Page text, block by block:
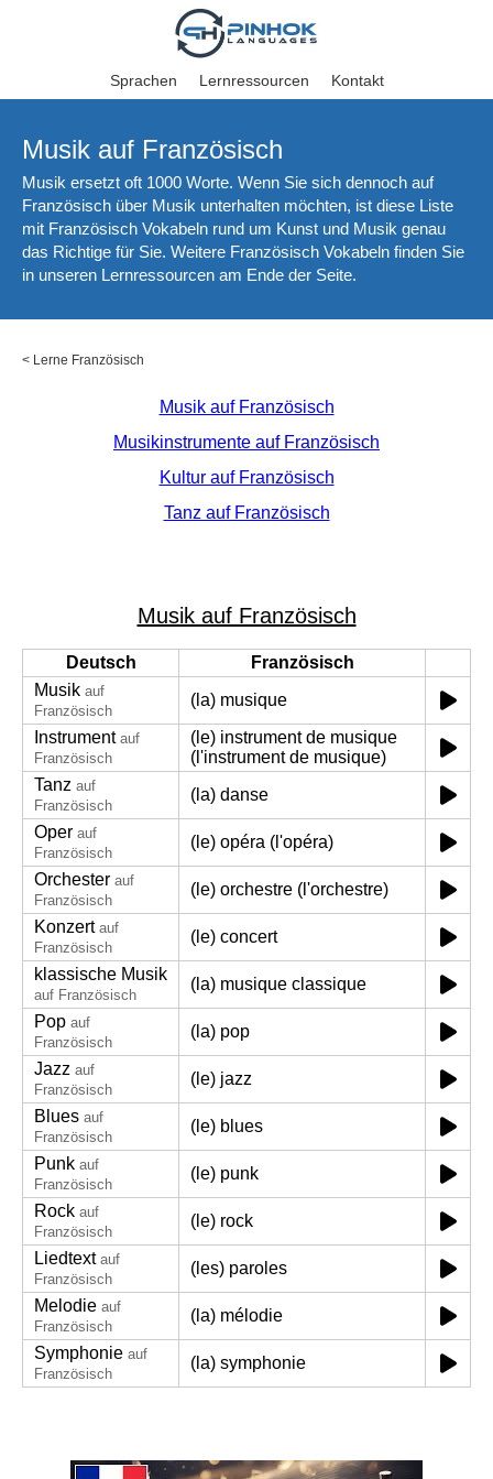
Sprachen Lernressourcen Kontakt
Musik auf Französisch
Musik ersetzt oft 1000 Worte. Wenn Sie sich dennoch auf
Französisch über Musik unterhalten möchten, ist diese Liste
mit Französisch Vokabeln rund um Kunst und Musik genau
das Richtige für Sie. Weitere Französisch Vokabeln finden Sie
in unseren Lernressourcen am Ende der Seite.
< Lerne Französisch
Musik auf Französisch
Musikinstrumente auf Französisch
Kultur auf Französisch
Tanz auf Französisch
Musik auf Französisch
Deutsch
Französisch
Musik auf
Französisch
(la) musique
Instrument auf
Französisch
(le) instrument de musique
(l'instrument de musique)
Tanz auf
Französisch
(la) danse
Oper auf
Französisch
(le) opéra (l'opéra)
Orchester auf
Französisch
(le) orchestre (l'orchestre)
Konzert auf
Französisch
(le) concert
klassische Musik
auf Französisch
(la) musique classique
Pop auf
Französisch
(la) pop
Jazz auf
Französisch
(le) jazz
Blues auf
Französisch
(le) blues
Punk auf
Französisch
(le) punk
Rock auf
Französisch
(le) rock
Liedtext auf
Französisch
(les) paroles
Melodie auf
Französisch
(la) mélodie
Symphonie auf
Französisch
(la) symphonie